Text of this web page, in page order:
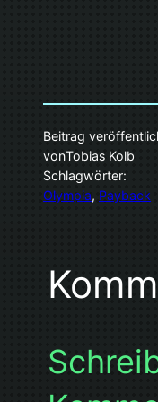
Beitrag
vonTobias Kolb
Schlagwörter:
Olympia, Payback